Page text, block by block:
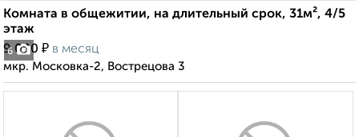
6
Комната в общежитии, на длительный срок, 31м², 4/5
этаж
9 000 ₽ в месяц
мкр. Московка-2, Вострецова 3